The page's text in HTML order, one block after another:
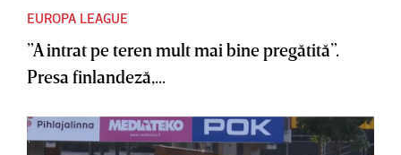
EUROPA LEAGUE
”A intrat pe teren mult mai bine pregătită”.
Presa finlandeză,...